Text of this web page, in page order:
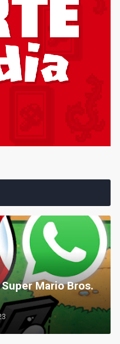
Mario Bros.